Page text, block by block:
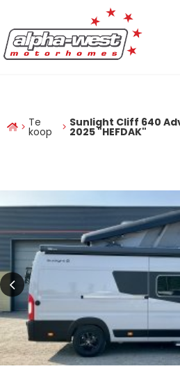
Te
koop
Sunlight Cliff 640
2025 "HEFDAK"